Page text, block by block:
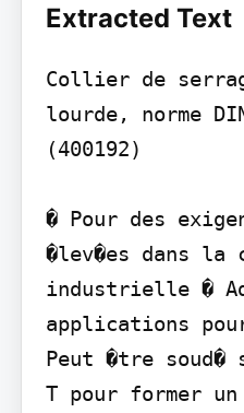
Extracted Text
Collier de
lourde, norme
(400192)
� Pour des
�lev�es dans la
industrielle �
applications
Peut �tre soud�
T pour former un